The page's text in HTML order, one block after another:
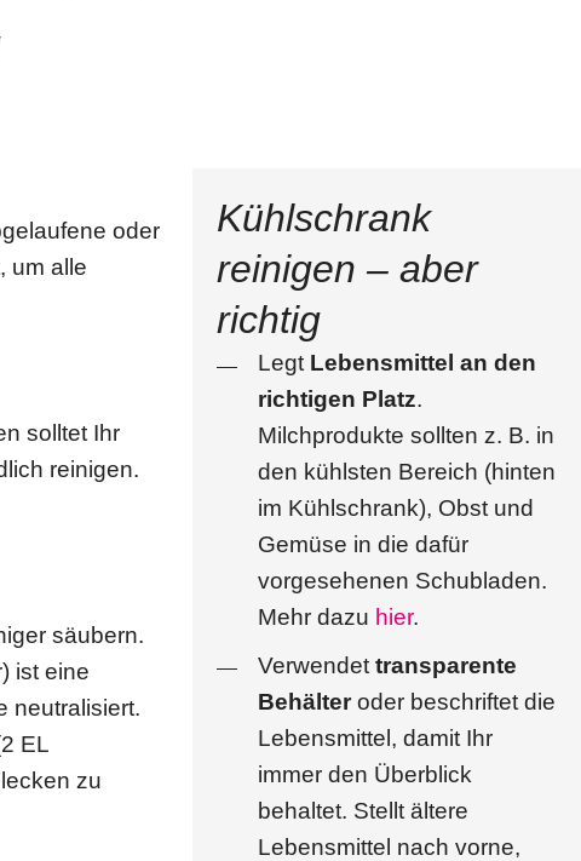
oder
um alle
solltet Ihr
reinigen.
säubern.
ist eine
neutralisiert.
EL
zu
Kühlschrank
reinigen – aber
richtig
Legt Lebensmittel an den
richtigen Platz.
Milchprodukte sollten z. B. in
den kühlsten Bereich (hinten
im Kühlschrank), Obst und
Gemüse in die dafür
vorgesehenen Schubladen.
Mehr dazu hier.
Verwendet transparente
Behälteroder beschriftet die
Lebensmittel, damit Ihr
immer den Überblick
behaltet. Stellt ältere
Lebensmittel nach vorne,